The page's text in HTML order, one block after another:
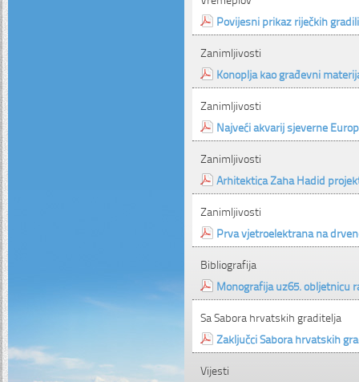
Povijesni prikaz riječkih
Zanimljivosti
Konoplja kao građevni
Zanimljivosti
Najveći akvarij sjeverne
Zanimljivosti
Arhitektica Zaha Hadid
Zanimljivosti
Prva vjetroelektrana na
Bibliografija
Monografija uz65. obljetnicu
Sa Sabora hrvatskih graditelja
Zaključci Sabora hrvatskih
Vijesti